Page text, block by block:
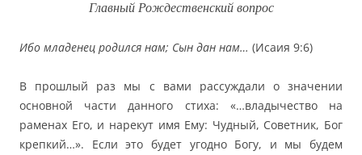
Главный Рождественский вопрос
Ибо младенец родился нам; Сын дан нам… (Исаия 9:6)
В прошлый раз мы с вами рассуждали о значении
основной части данного стиха: «…владычество на
раменах Его, и нарекут имя Ему: Чудный, Советник, Бог
крепкий…». Если это будет угодно Богу, и мы будем